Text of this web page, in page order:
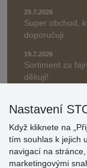
29.7.2026
Super obchod,
doporučuji.
19.7.2026
Sortiment za
děkuji!.
» Aktuálně
Nastavení
Když kliknete na
tím souhlas k jejich
navigací na
marketingovými